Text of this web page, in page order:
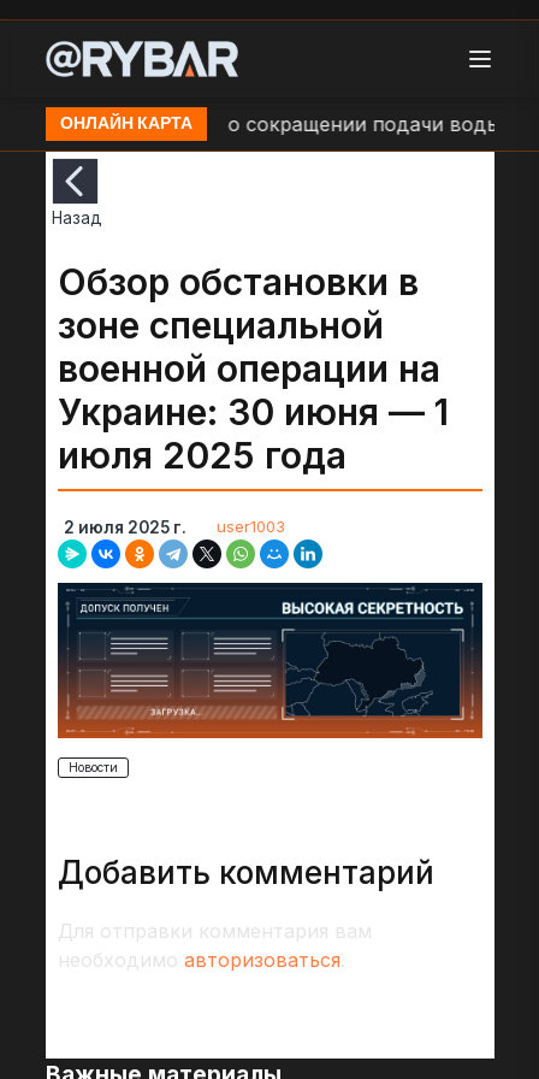
ОНЛАЙН КАРТА
Сообщения о сокращении подачи воды в
Назад
Обзор обстановки в
зоне специальной
военной операции на
Украине: 30 июня — 1
июля 2025 года
2 июля 2025 г. user1003
Новости
Добавить комментарий
Для отправки комментария вам
необходимо авторизоваться.